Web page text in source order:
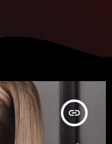
insert_link